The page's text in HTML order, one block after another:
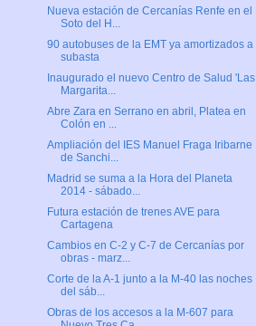
Nueva estación de Cercanías Renfe en el
Soto del H...
90 autobuses de la EMT ya amortizados a
subasta
Inaugurado el nuevo Centro de Salud 'Las
Margarita...
Abre Zara en Serrano en abril, Platea en
Colón en ...
Ampliación del IES Manuel Fraga Iribarne
de Sanchi...
Madrid se suma a la Hora del Planeta
2014 - sábado...
Futura estación de trenes AVE para
Cartagena
Cambios en C-2 y C-7 de Cercanías por
obras - marz...
Corte de la A-1 junto a la M-40 las noches
del sáb...
Obras de los accesos a la M-607 para